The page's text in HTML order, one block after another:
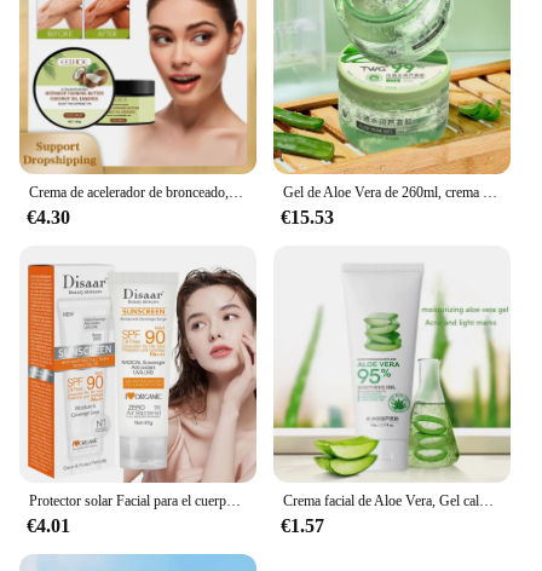
Crema de acelerador de bronceado, bronceador intensivo sin sol, sin daño UV después de la reparación solar, loción de bronceado corporal Solarium al aire libre
€4.30
Gel de Aloe Vera de 260ml, crema hidratante profunda, alivia la piel sensible después del sol, Mascarilla Reparadora, Gel de Aloe Vera Curacao
€15.53
Protector solar Facial para el cuerpo, crema solar blanqueadora, fps 90, hidratante, antienvejecimiento, control de aceite y polvo, Reduce la melanina, cuidado de la piel
€4.01
Crema facial de Aloe Vera, Gel calmante de Aloe Vera, elimina el acné, crema hidratante de día después del sol, lociones, reparación de la piel, cuidado de la piel
€1.57